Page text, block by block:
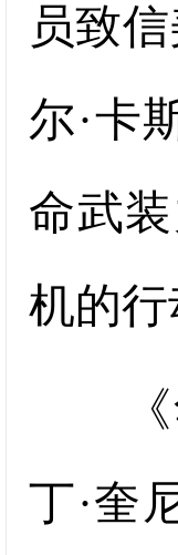
员致
尔·卡
命武
机的
《华
丁·奎